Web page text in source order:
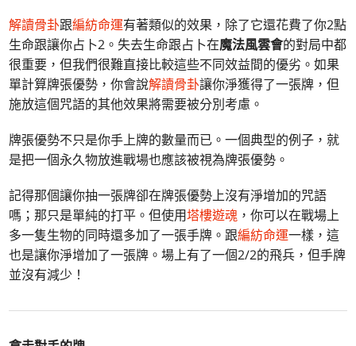
解讀骨卦跟編紡命運有著類似的效果，除了它還花費了你2點
生命跟讓你占卜2。失去生命跟占卜在魔法風雲會的對局中都
很重要，但我們很難直接比較這些不同效益間的優劣。如果
單計算牌張優勢，你會說解讀骨卦讓你淨獲得了一張牌，但
施放這個咒語的其他效果將需要被分別考慮。
牌張優勢不只是你手上牌的數量而已。一個典型的例子，就
是把一個永久物放進戰場也應該被視為牌張優勢。
記得那個讓你抽一張牌卻在牌張優勢上沒有淨增加的咒語
嗎；那只是單純的打平。但使用塔樓遊魂 ，你可以在戰場上
多一隻生物的同時還多加了一張手牌。跟編紡命運一樣，這
也是讓你淨增加了一張牌。場上有了一個2/2的飛兵，但手牌
並沒有減少！